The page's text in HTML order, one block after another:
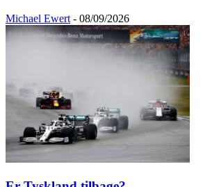
Michael Ewert - 08/09/2026